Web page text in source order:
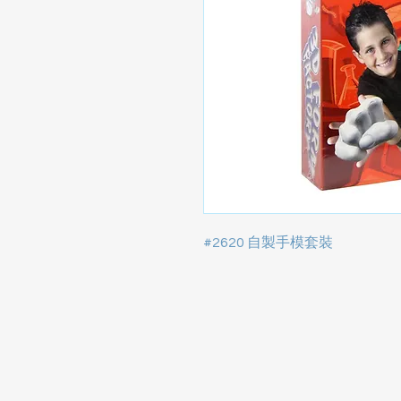
#2620 自製手模套裝